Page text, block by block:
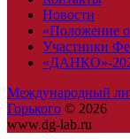
Новости
«Положение
Участники
«ДАНКО»-
Международный
Горького © 2026
www.dg-lab.ru